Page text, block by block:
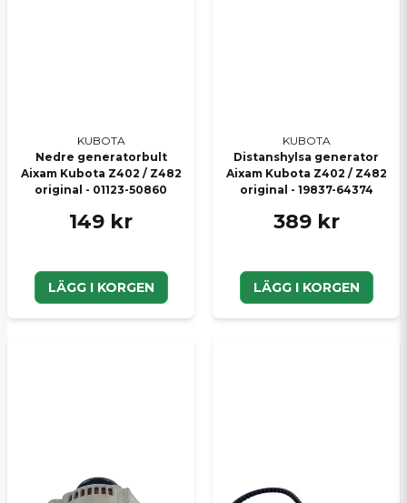
KUBOTA
Nedre generatorbult
Aixam Kubota Z402 / Z482
original - 01123-50860
149 kr
LÄGG I KORGEN
KUBOTA
Distanshylsa generator
Aixam Kubota Z402 / Z482
original - 19837-64374
389 kr
LÄGG I KORGEN